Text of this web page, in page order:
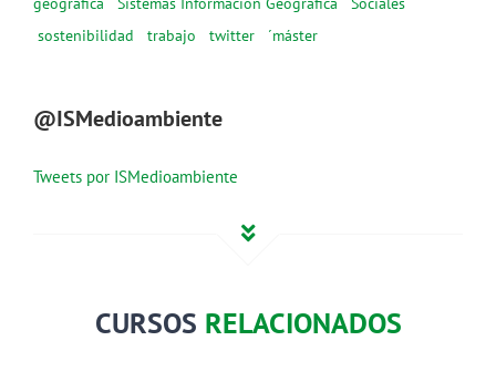
sostenibilidad
trabajo twitter ´máster
@ISMedioambiente
Tweets por ISMedioambiente
CURSOS RELACIONADOS